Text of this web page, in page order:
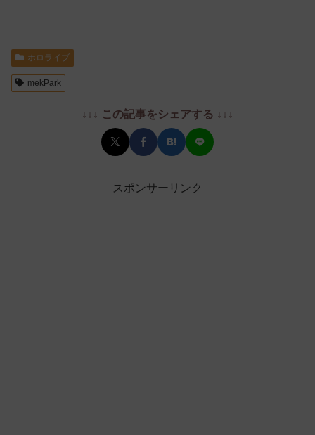
ホロライブ
mekPark
↓↓↓ この記事をシェアする ↓↓↓
スポンサーリンク